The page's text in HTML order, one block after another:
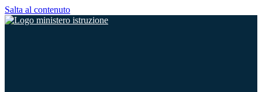
Salta al contenuto